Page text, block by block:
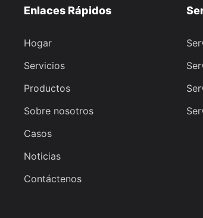
Enlaces Rápidos
Hogar
Servicios
Productos
Sobre nosotros
Casos
Noticias
Contáctenos